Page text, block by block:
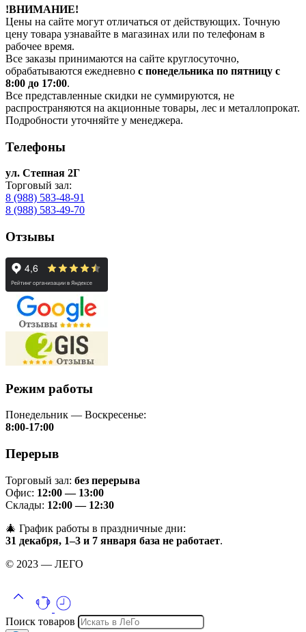
!ВНИМАНИЕ!
Цены на сайте могут отличаться от действующих. Точную
цену товара узнавайте в магазинах или по телефонам в
рабочее время.
Все заказы принимаются на сайте круглосуточно,
обрабатываются ежедневно с понедельника по пятницу с
8:00 до 17:00.
Все представленные скидки не суммируются, не
распространяются на акционные товары, лес и металлопрокат.
Подробности уточняйте у менеджера.
Телефоны
ул. Степная 2Г
Торговый зал:
8 (988) 583-48-91
8 (988) 583-49-70
Отзывы
Режим работы
Понедельник — Воскресенье:
8:00-17:00
Перерыв
Торговый зал: без перерыва
Офис: 12:00 — 13:00
Склады: 12:00 — 12:30
🎄 График работы в праздничные дни:
31 декабря, 1–3 и 7 января база не работает.
© 2023 — ЛЕГО
Поиск товаров